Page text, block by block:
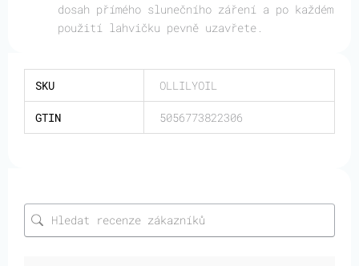
dosah přímého slunečního záření a po každém
použití lahvičku pevně uzavřete.
SKU OLLILYOIL
GTIN 5056773822306